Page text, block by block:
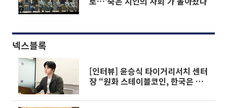
넥스블록
[인터뷰] 윤승식 타이거리서치 센터
장 “원화 스테이블코인, 한국은 아